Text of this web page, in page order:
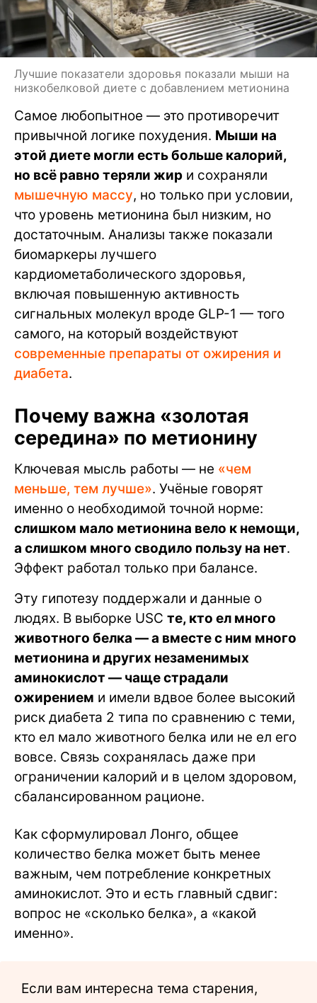
Лучшие показатели здоровья показали мыши на
низкобелковой диете с добавлением метионина
Самое любопытное — это противоречит
привычной логике похудения. Мыши на
этой диете могли есть больше калорий,
но всё равно теряли жир и сохраняли
мышечную массу, но только при условии,
что уровень метионина был низким, но
достаточным. Анализы также показали
биомаркеры лучшего
кардиометаболического здоровья,
включая повышенную активность
сигнальных молекул вроде GLP-1 — того
самого, на который воздействуют
современные препараты от ожирения и
диабета.
Почему важна «золотая
середина» по метионину
Ключевая мысль работы — не «чем
меньше, тем лучше». Учёные говорят
именно о необходимой точной норме:
слишком мало метионина вело к немощи,
а слишком много сводило пользу на нет.
Эффект работал только при балансе.
Эту гипотезу поддержали и данные о
людях. В выборке USC те, кто ел много
животного белка — а вместе с ним много
метионина и других незаменимых
аминокислот — чаще страдали
ожирением и имели вдвое более высокий
риск диабета 2 типа по сравнению с теми,
кто ел мало животного белка или не ел его
вовсе. Связь сохранялась даже при
ограничении калорий и в целом здоровом,
сбалансированном рационе.
Как сформулировал Лонго, общее
количество белка может быть менее
важным, чем потребление конкретных
аминокислот. Это и есть главный сдвиг:
вопрос не «сколько белка», а «какой
именно».
Если вам интересна тема старения,